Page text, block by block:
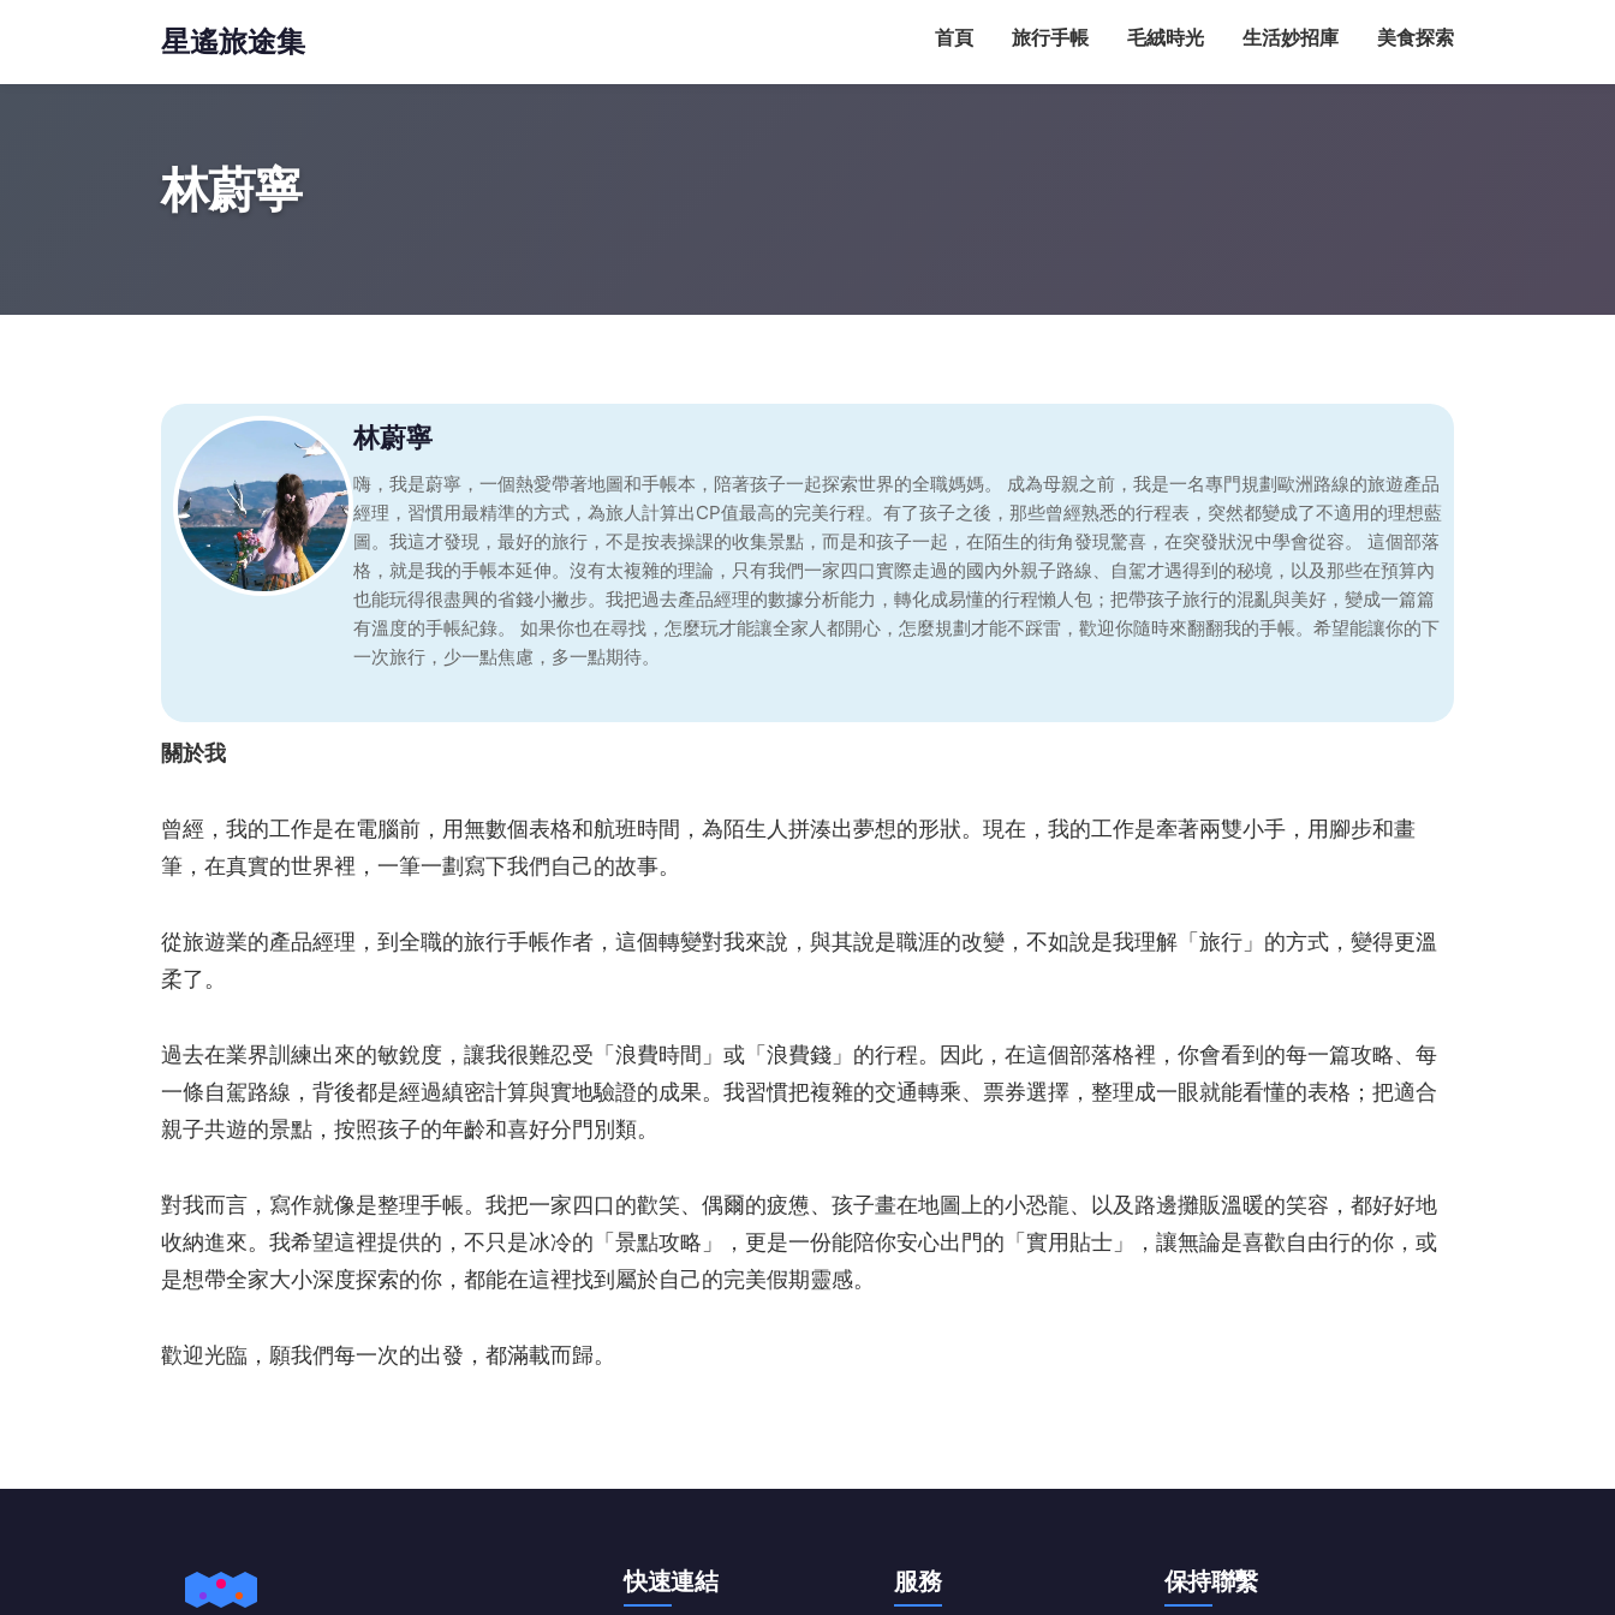
星遙旅途集 首頁 旅行手帳 毛絨時光 生活妙招庫 美食探索
林蔚寧
林蔚寧
嗨，我是蔚寧，一個熱愛帶著地圖和手帳本，陪著孩子一起探索世界的全職媽媽。 成為母親之前，我是一名專門規劃歐洲路線的旅遊產品
經理，習慣用最精準的方式，為旅人計算出CP值最高的完美行程。有了孩子之後，那些曾經熟悉的行程表，突然都變成了不適用的理想藍
圖。我這才發現，最好的旅行，不是按表操課的收集景點，而是和孩子一起，在陌生的街角發現驚喜，在突發狀況中學會從容。 這個部落
格，就是我的手帳本延伸。沒有太複雜的理論，只有我們一家四口實際走過的國內外親子路線、自駕才遇得到的秘境，以及那些在預算內
也能玩得很盡興的省錢小撇步。我把過去產品經理的數據分析能力，轉化成易懂的行程懶人包；把帶孩子旅行的混亂與美好，變成一篇篇
有溫度的手帳紀錄。 如果你也在尋找，怎麼玩才能讓全家人都開心，怎麼規劃才能不踩雷，歡迎你隨時來翻翻我的手帳。希望能讓你的下
一次旅行，少一點焦慮，多一點期待。
關於我
曾經，我的工作是在電腦前，用無數個表格和航班時間，為陌生人拼湊出夢想的形狀。現在，我的工作是牽著兩雙小手，用腳步和畫
筆，在真實的世界裡，一筆一劃寫下我們自己的故事。
從旅遊業的產品經理，到全職的旅行手帳作者，這個轉變對我來說，與其說是職涯的改變，不如說是我理解「旅行」的方式，變得更溫
柔了。
過去在業界訓練出來的敏銳度，讓我很難忍受「浪費時間」或「浪費錢」的行程。因此，在這個部落格裡，你會看到的每一篇攻略、每
一條自駕路線，背後都是經過縝密計算與實地驗證的成果。我習慣把複雜的交通轉乘、票券選擇，整理成一眼就能看懂的表格；把適合
親子共遊的景點，按照孩子的年齡和喜好分門別類。
對我而言，寫作就像是整理手帳。我把一家四口的歡笑、偶爾的疲憊、孩子畫在地圖上的小恐龍、以及路邊攤販溫暖的笑容，都好好地
收納進來。我希望這裡提供的，不只是冰冷的「景點攻略」，更是一份能陪你安心出門的「實用貼士」，讓無論是喜歡自由行的你，或
是想帶全家大小深度探索的你，都能在這裡找到屬於自己的完美假期靈感。
歡迎光臨，願我們每一次的出發，都滿載而歸。
快速連結 服務 保持聯繫